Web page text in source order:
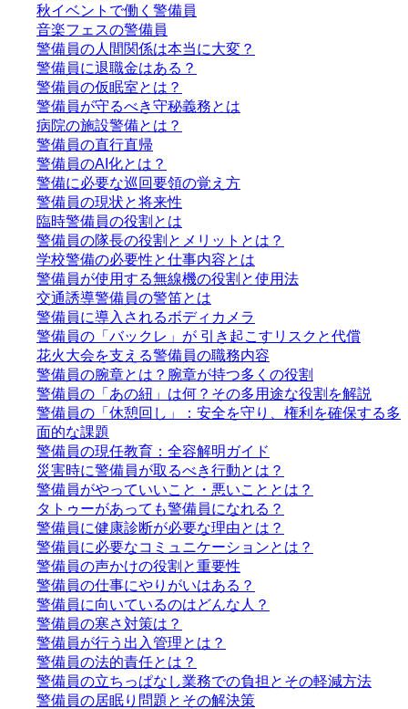
秋イベントで働く警備員
音楽フェスの警備員
警備員の人間関係は本当に大変？
警備員に退職金はある？
警備員の仮眠室とは？
警備員が守るべき守秘義務とは
病院の施設警備とは？
警備員の直行直帰
警備員のAI化とは？
警備に必要な巡回要領の覚え方
警備員の現状と将来性
臨時警備員の役割とは
警備員の隊長の役割とメリットとは？
学校警備の必要性と仕事内容とは
警備員が使用する無線機の役割と使用法
交通誘導警備員の警笛とは
警備員に導入されるボディカメラ
警備員の「バックレ」が 引き起こすリスクと代償
花火大会を支える警備員の職務内容
警備員の腕章とは？腕章が持つ多くの役割
警備員の「あの紐」は何？その多用途な役割を解説
警備員の「休憩回し」：安全を守り、権利を確保する多
面的な課題
警備員の現任教育：全容解明ガイド
災害時に警備員が取るべき行動とは？
警備員がやっていいこと・悪いこととは？
タトゥーがあっても警備員になれる？
警備員に健康診断が必要な理由とは？
警備員に必要なコミュニケーションとは？
警備員の声かけの役割と重要性
警備員の仕事にやりがいはある？
警備員に向いているのはどんな人？
警備員の寒さ対策は？
警備員が行う出入管理とは？
警備員の法的責任とは？
警備員の立ちっぱなし業務での負担とその軽減方法
警備員の居眠り問題とその解決策